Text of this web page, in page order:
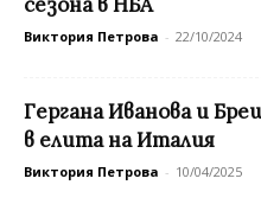
Виктория Петрова - 22/10/2024
Гергана Иванова и
в елита на Италия
Виктория Петрова - 10/04/2025